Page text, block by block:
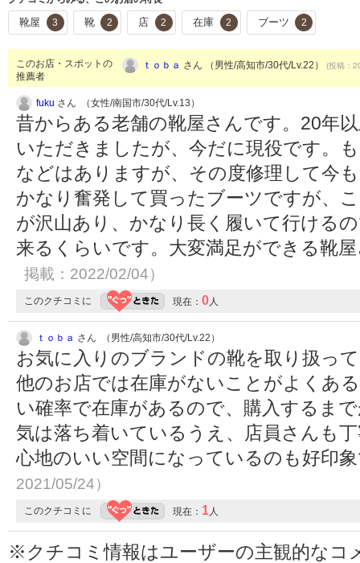
靴屋 3 靴 2 店 2 在庫 2 ブーツ 2
このお店・スポットの
推薦者
ｔｏｂａ さん （男性/高知市/30代/Lv.22） (投稿：
fuku さん （女性/南国市/30代/Lv.13）
昔からある老舗の靴屋さんです。20年
いただきましたが、今だに現役です。
などはありますが、その度修理して今
かなり奮発して買ったブーツですが、
が沢山あり、かなり長く履いて行ける
来るくらいです。大変満足ができる靴
掲載：2022/02/04）
このクチコミに 現在： 0 人
ｔｏｂａ さん （男性/高知市/30代/Lv.22）
お気に入りのブランドの靴を取り扱っ
他のお店では在庫がないことがよくあ
い確率で在庫があるので、購入するま
気は落ち着いているうえ、店員さんも
心地のいい空間になっているのも好印
2021/05/24）
このクチコミに 現在： 1 人
※クチコミ情報はユーザーの主観的なコ